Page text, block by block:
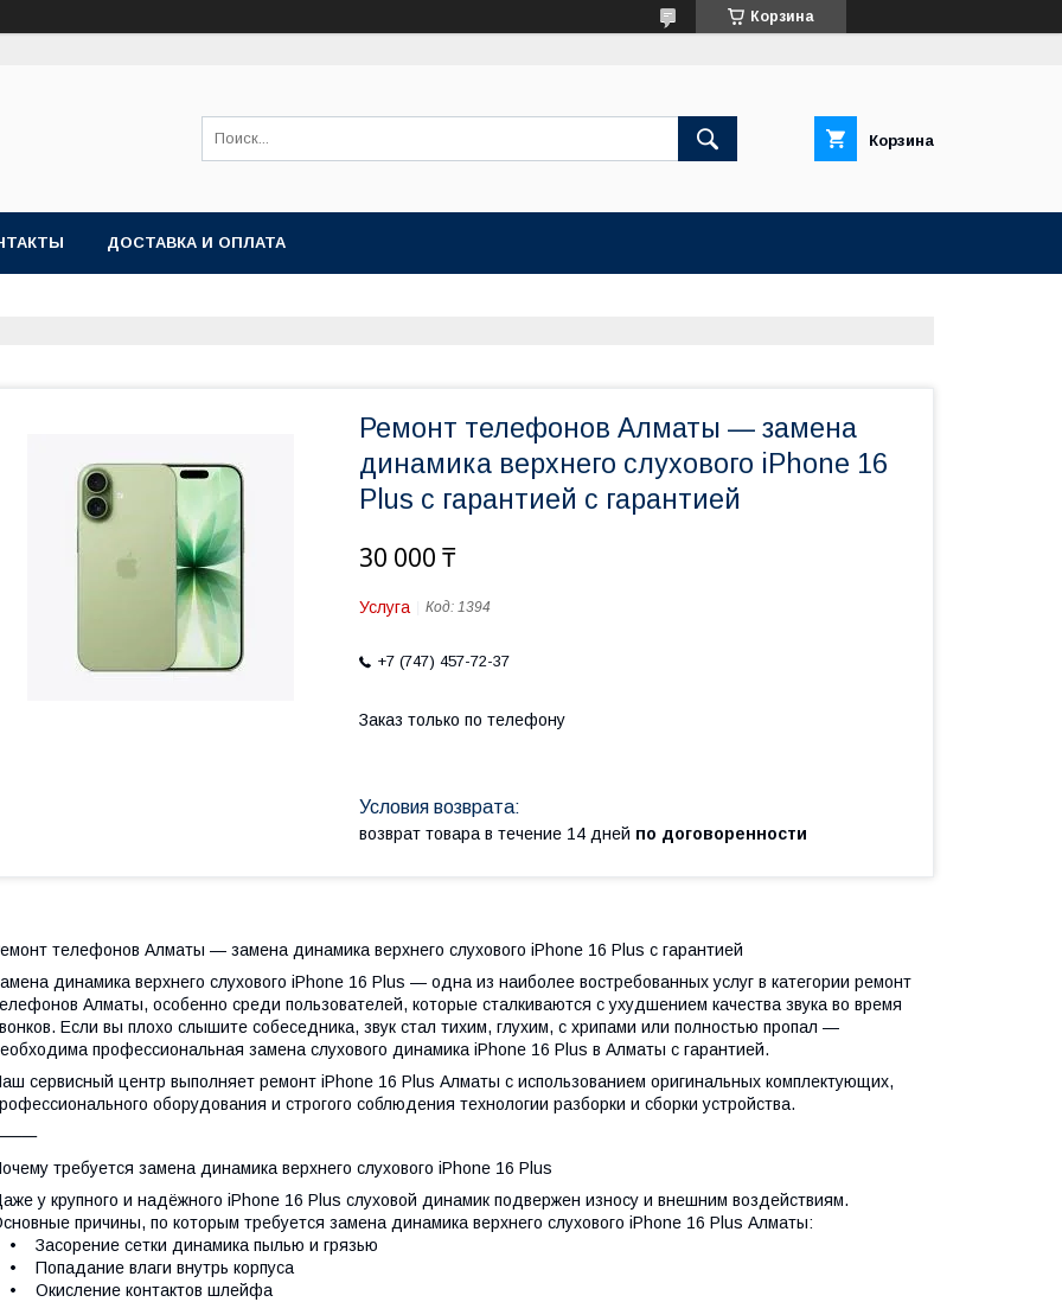
Корзина
Корзина
ДОСТАВКА И ОПЛАТА
Ремонт телефонов Алматы — замена
динамика верхнего слухового iPhone 16
Plus с гарантией с гарантией
30 000 ₸
Услуга Код: 1394
+7 (747) 457-72-37
Заказ только по телефону
возврат товара в течение 14 дней по договоренности
телефонов Алматы — замена динамика верхнего слухового iPhone 16 Plus с гарантией
динамика верхнего слухового iPhone 16 Plus — одна из наиболее востребованных услуг в категории ремонт
Алматы, особенно среди пользователей, которые сталкиваются с ухудшением качества звука во время
Если вы плохо слышите собеседника, звук стал тихим, глухим, с хрипами или полностью пропал —
профессиональная замена слухового динамика iPhone 16 Plus в Алматы с гарантией.
сервисный центр выполняет ремонт iPhone 16 Plus Алматы с использованием оригинальных комплектующих,
оборудования и строгого соблюдения технологии разборки и сборки устройства.
требуется замена динамика верхнего слухового iPhone 16 Plus
у крупного и надёжного iPhone 16 Plus слуховой динамик подвержен износу и внешним воздействиям.
причины, по которым требуется замена динамика верхнего слухового iPhone 16 Plus Алматы:
• Засорение сетки динамика пылью и грязью
• Попадание влаги внутрь корпуса
• Окисление контактов шлейфа